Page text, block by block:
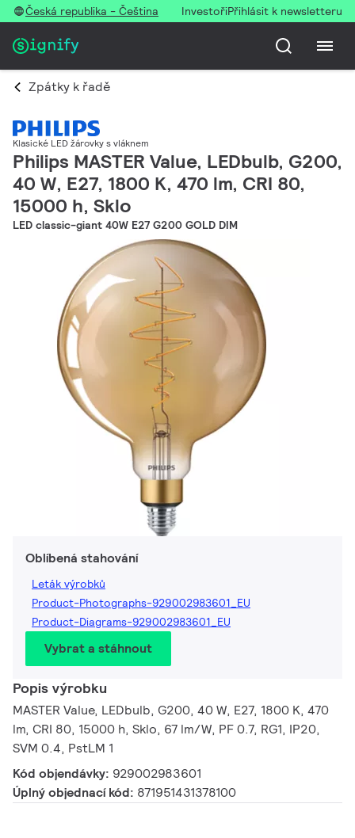
Česká republika - Čeština InvestořiPřihlásit k newsletteru
Zpátky k řadě
Klasické LED žárovky s vláknem
Philips MASTER Value, LEDbulb, G200,
40 W, E27, 1800 K, 470 lm, CRI 80,
15000 h, Sklo
LED classic-giant 40W E27 G200 GOLD DIM
Oblíbená stahování
Leták výrobků
Product-Photographs-929002983601_EU
Product-Diagrams-929002983601_EU
Vybrat a stáhnout
Popis výrobku
MASTER Value, LEDbulb, G200, 40 W, E27, 1800 K, 470
lm, CRI 80, 15000 h, Sklo, 67 lm/W, PF 0.7, RG1, IP20,
SVM 0.4, PstLM 1
Kód objendávky: 929002983601
Úplný objednací kód: 871951431378100